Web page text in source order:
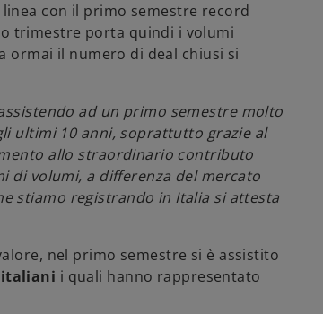
linea con il primo semestre record
trimestre porta quindi i volumi
ormai il numero di deal chiusi si
ad un primo semestre molto
ultimi 10 anni, soprattutto grazie al
allo straordinario contributo
di volumi, a differenza del mercato
stiamo registrando in Italia si attesta
nel primo semestre si è assistito
italiani i quali hanno rappresentato